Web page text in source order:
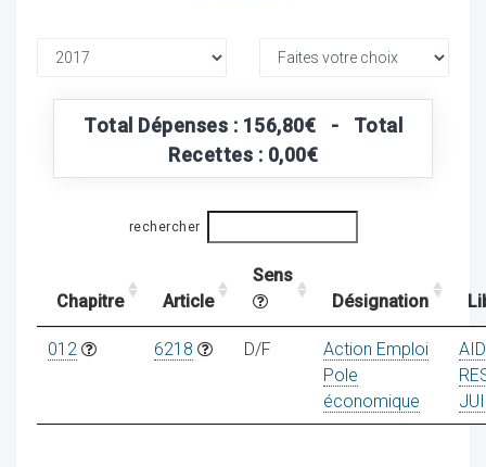
Total Dépenses : 156,80€ - Total
Recettes : 0,00€
rechercher
Chapitre Article
Sens
Désignation
012 6218 D/F
Action Emploi
Pole
économique